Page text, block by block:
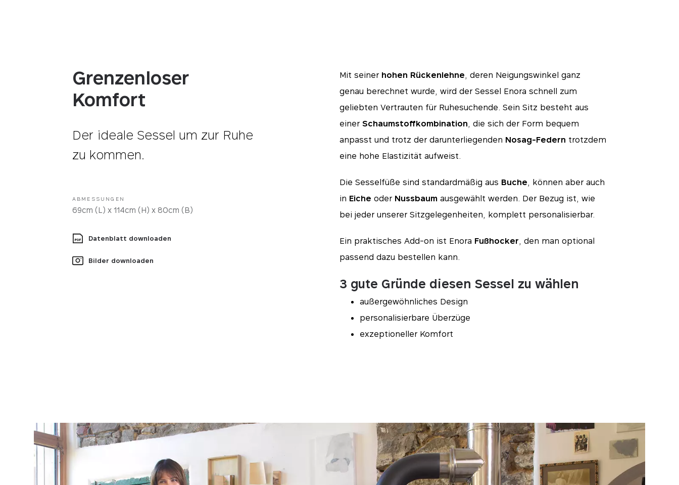
Grenzenloser
Komfort
Der ideale Sessel um zur Ruhe
zu kommen.
ABMESSUNGEN
69cm (L) x 114cm (H) x 80cm (B)
Datenblatt downloaden
Bilder downloaden
Mit seiner hohen Rückenlehne, deren Neigungswinkel ganz
genau berechnet wurde, wird der Sessel Enora schnell zum
geliebten Vertrauten für Ruhesuchende. Sein Sitz besteht aus
einer Schaumstoffkombination, die sich der Form bequem
anpasst und trotz der darunterliegenden Nosag-Federn trotzdem
eine hohe Elastizität aufweist.
Die Sesselfüße sind standardmäßig aus Buche, können aber auch
in Eiche oder Nussbaumausgewählt werden. Der Bezug ist, wie
bei jeder unserer Sitzgelegenheiten, komplett personalisierbar.
Ein praktisches Add-on ist Enora Fußhocker, den man optional
passend dazu bestellen kann.
3 gute Gründe diesen Sessel zu wählen
außergewöhnliches Design
personalisierbare Überzüge
exzeptioneller Komfort